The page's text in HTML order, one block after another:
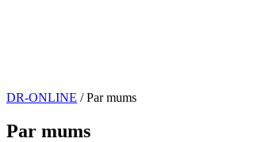
DR-ONLINE / Par mums
Par mums